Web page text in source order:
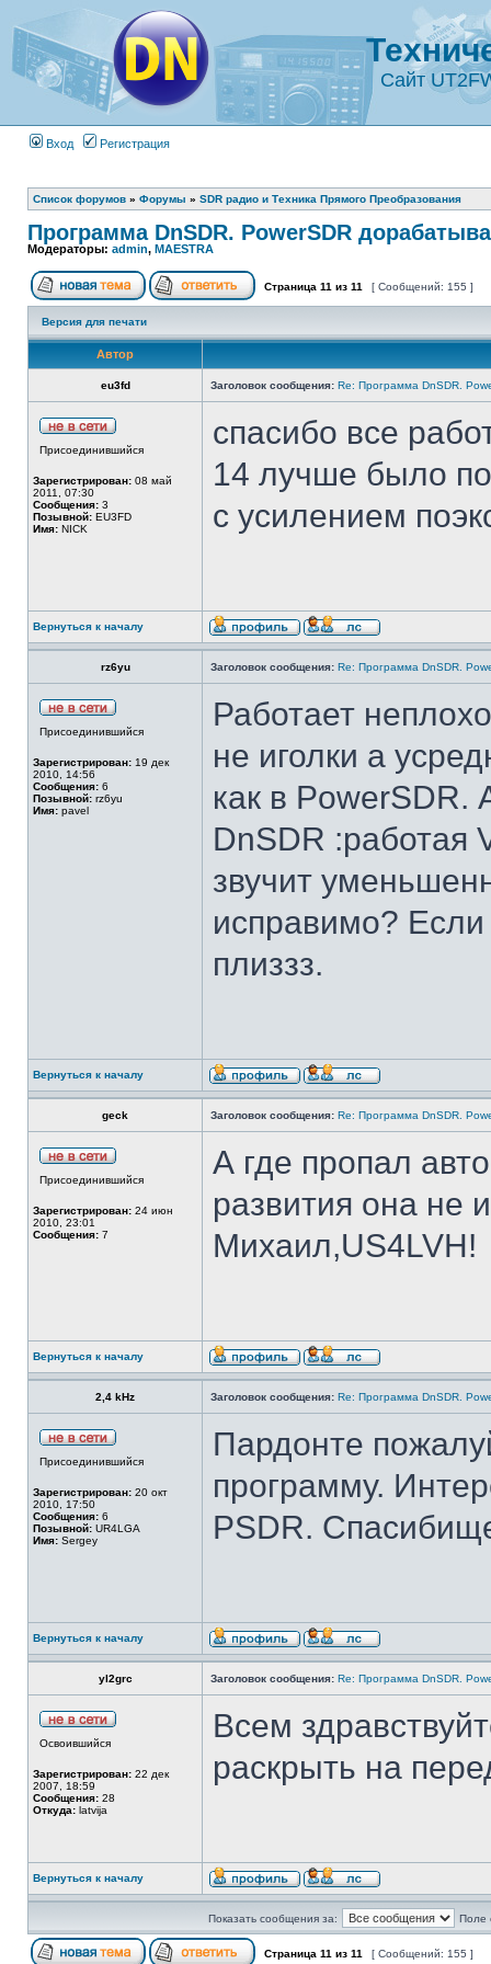
Сайт
Вход Регистрация
Список форумов » Форумы » SDR радио и Техника Прямого Преобразования
Программа DnSDR. PowerSDR
Модераторы: admin, MAESTRA
Страница 11 из 11 [ Сообщений: 155 ]
Версия для печати
Автор
eu3fd Заголовок сообщения: Re: Программа DnSDR.
Присоединившийся
Зарегистрирован: 08 май
2011, 07:30
Сообщения: 3
Позывной: EU3FD
Имя: NICK
спасибо все
14 лучше было
с усилением
Вернуться к началу
rz6yu Заголовок сообщения: Re: Программа DnSDR.
Присоединившийся
Зарегистрирован: 19 дек
2010, 14:56
Сообщения: 6
Позывной: rz6yu
Имя: pavel
Работает
не иголки а
как в PowerSDR.
DnSDR :работая
звучит
исправимо? Если
плиззз.
Вернуться к началу
geck Заголовок сообщения: Re: Программа DnSDR.
Присоединившийся
Зарегистрирован: 24 июн
2010, 23:01
Сообщения: 7
А где пропал
развития она не
Михаил,US4LVH!
Вернуться к началу
2,4 kHz Заголовок сообщения: Re: Программа DnSDR.
Присоединившийся
Зарегистрирован: 20 окт
2010, 17:50
Сообщения: 6
Позывной: UR4LGA
Имя: Sergey
Пардонте
программу.
PSDR.
Вернуться к началу
yl2grc Заголовок сообщения: Re: Программа DnSDR.
Освоившийся
Зарегистрирован: 22 дек
2007, 18:59
Сообщения: 28
Откуда: latvija
Всем
раскрыть на
Вернуться к началу
Показать сообщения за: Поле
Страница 11 из 11 [ Сообщений: 155 ]